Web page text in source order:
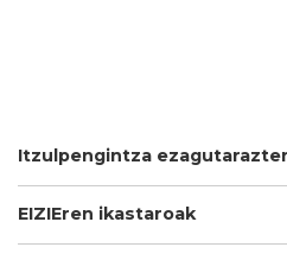
Itzulpengintza
EIZIEren ikastaroak